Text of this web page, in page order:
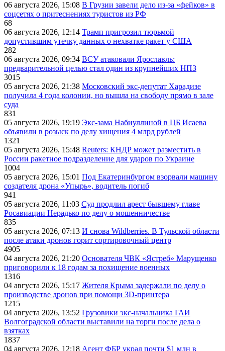
06 августа 2026, 15:08 В Грузии завели дело из-за «фейков» в
соцсетях о притеснениях туристов из РФ
68
06 августа 2026, 12:14 Трамп пригрозил тюрьмой
допустившим утечку данных о нехватке ракет у США
282
06 августа 2026, 09:34 ВСУ атаковали Ярославль:
предварительной целью стал один из крупнейших НПЗ
3015
05 августа 2026, 21:38 Московский экс-депутат Харадизе
получила 4 года колонии, но вышла на свободу прямо в зале
суда
831
05 августа 2026, 19:19 Экс-зама Набиуллиной в ЦБ Исаева
объявили в розыск по делу хищения 4 млрд рублей
1321
05 августа 2026, 15:48 Reuters: КНДР может разместить в
России ракетное подразделение для ударов по Украине
1004
05 августа 2026, 15:01 Под Екатеринбургом взорвали машину
создателя дрона «Упырь», водитель погиб
941
05 августа 2026, 11:03 Суд продлил арест бывшему главе
Росавиации Нерадько по делу о мошенничестве
835
05 августа 2026, 07:13 И снова Wildberries. В Тульской области
после атаки дронов горит сортировочный центр
4905
04 августа 2026, 21:20 Основателя ЧВК «Ястреб» Марущенко
приговорили к 18 годам за похищение военных
1316
04 августа 2026, 15:17 Жителя Крыма задержали по делу о
производстве дронов при помощи 3D‑принтера
1215
04 августа 2026, 13:52 Грузовики экс-начальника ГАИ
Волгоградской области выставили на торги после дела о
взятках
1837
04 августа 2026, 12:18 Агент ФБР украл почти $1 млн в